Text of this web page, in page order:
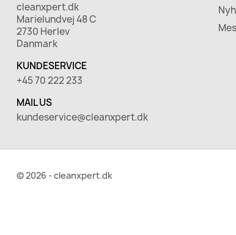
cleanxpert.dk
Marielundvej 48 C
2730 Herlev
Danmark
KUNDESERVICE
+45 70 222 233
MAIL US
kundeservice@cleanxpert.dk
© 2026 - cleanxpert.dk